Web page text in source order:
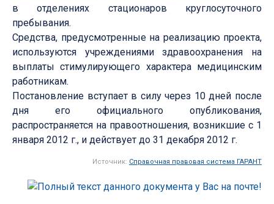
в отделениях стационаров круглосуточного
пребывания.
Средства, предусмотренные на реализацию проекта,
используются учреждениями здравоохранения на
выплаты стимулирующего характера медицинским
работникам.
Постановление вступает в силу через 10 дней после
дня его официального опубликования,
распространяется на правоотношения, возникшие с 1
января 2012 г., и действует до 31 декабря 2012 г.
Источник: Справочная правовая система ГАРАНТ